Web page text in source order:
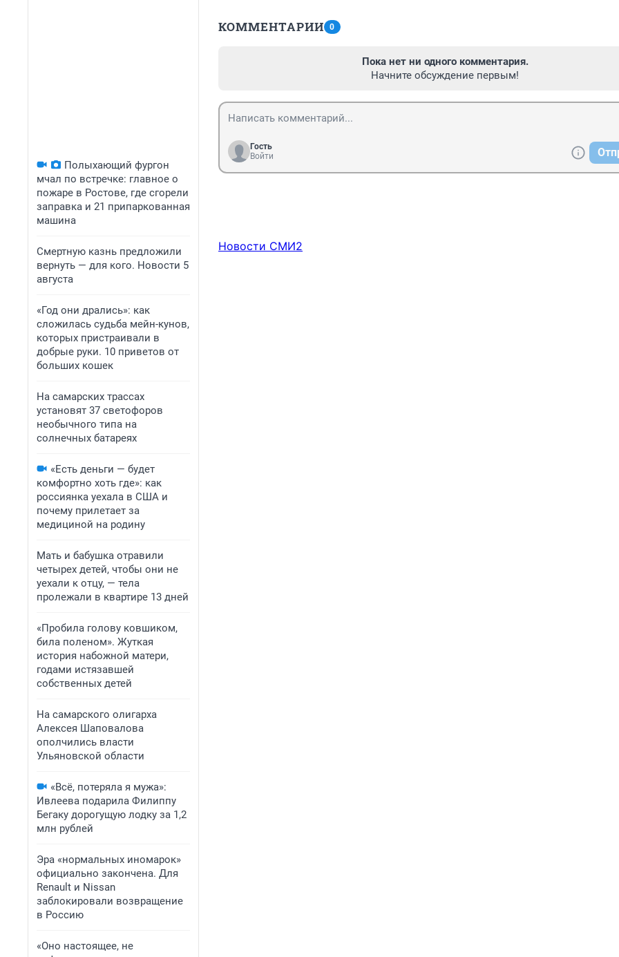
Полыхающий фургон
мчал по встречке: главное о
пожаре в Ростове, где сгорели
заправка и 21 припаркованная
машина
Смертную казнь предложили
вернуть — для кого. Новости 5
августа
«Год они дрались»: как
сложилась судьба мейн-кунов,
которых пристраивали в
добрые руки. 10 приветов от
больших кошек
На самарских трассах
установят 37 светофоров
необычного типа на
солнечных батареях
«Есть деньги — будет
комфортно хоть где»: как
россиянка уехала в США и
почему прилетает за
медициной на родину
Мать и бабушка отравили
четырех детей, чтобы они не
уехали к отцу, — тела
пролежали в квартире 13 дней
«Пробила голову ковшиком,
била поленом». Жуткая
история набожной матери,
годами истязавшей
собственных детей
На самарского олигарха
Алексея Шаповалова
ополчились власти
Ульяновской области
«Всё, потеряла я мужа»:
Ивлеева подарила Филиппу
Бегаку дорогущую лодку за 1,2
млн рублей
Эра «нормальных иномарок»
официально закончена. Для
Renault и Nissan
заблокировали возвращение
в Россию
«Оно настоящее, не
КОММЕНТАРИИ 0
Пока нет ни одного комментария.
Начните обсуждение первым!
Гость
Войти
Новости СМИ2